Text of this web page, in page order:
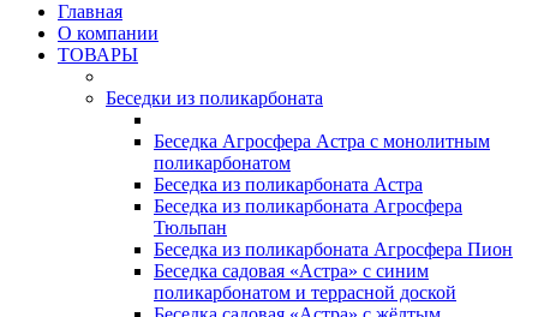
Главная
О компании
ТОВАРЫ
Беседки из поликарбоната
Беседка Агросфера Астра с монолитным
поликарбонатом
Беседка из поликарбоната Астра
Беседка из поликарбоната Агросфера
Тюльпан
Беседка из поликарбоната Агросфера Пион
Беседка садовая «Астра» с синим
поликарбонатом и террасной доской